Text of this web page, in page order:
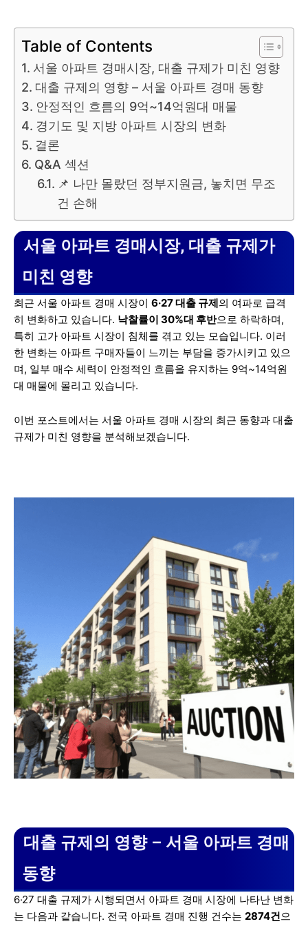
Table of Contents
서울 아파트 경매시장, 대출 규제가 미친 영향
대출 규제의 영향 – 서울 아파트 경매 동향
안정적인 흐름의 9억~14억원대 매물
경기도 및 지방 아파트 시장의 변화
결론
Q&A 섹션
📌 나만 몰랐던 정부지원금, 놓치면 무조
건 손해
서울 아파트 경매시장, 대출 규제가
미친 영향
최근 서울 아파트 경매 시장이 6·27 대출 규제의 여파로 급격
히 변화하고 있습니다. 낙찰률이 30%대 후반으로 하락하며,
특히 고가 아파트 시장이 침체를 겪고 있는 모습입니다. 이러
한 변화는 아파트 구매자들이 느끼는 부담을 증가시키고 있으
며, 일부 매수 세력이 안정적인 흐름을 유지하는 9억~14억원
대 매물에 몰리고 있습니다.
이번 포스트에서는 서울 아파트 경매 시장의 최근 동향과 대출
규제가 미친 영향을 분석해보겠습니다.
대출 규제의 영향 – 서울 아파트 경매
동향
6·27 대출 규제가 시행되면서 아파트 경매 시장에 나타난 변화
는 다음과 같습니다. 전국 아파트 경매 진행 건수는 2874건으